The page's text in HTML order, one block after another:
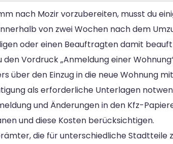
nach Mozir vorzubereiten, musst du
von zwei Wochen nach dem
oder einen Beauftragten damit
Vordruck „Anmeldung einer
über den Einzug in die neue Wohnung
als erforderliche Unterlagen
und Änderungen in den Kfz-
und diese Kosten berücksichtigen.
die für unterschiedliche Stadtteile